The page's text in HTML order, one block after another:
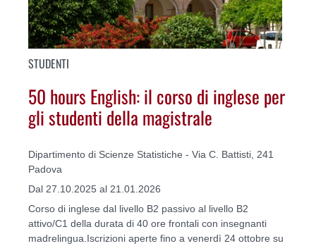
STUDENTI
50 hours English: il corso di inglese per
gli studenti della magistrale
Dipartimento di Scienze Statistiche - Via C. Battisti, 241
Padova
Dal 27.10.2025 al 21.01.2026
Corso di inglese dal livello B2 passivo al livello B2
attivo/C1 della durata di 40 ore frontali con insegnanti
madrelingua.Iscrizioni aperte fino a venerdì 24 ottobre su